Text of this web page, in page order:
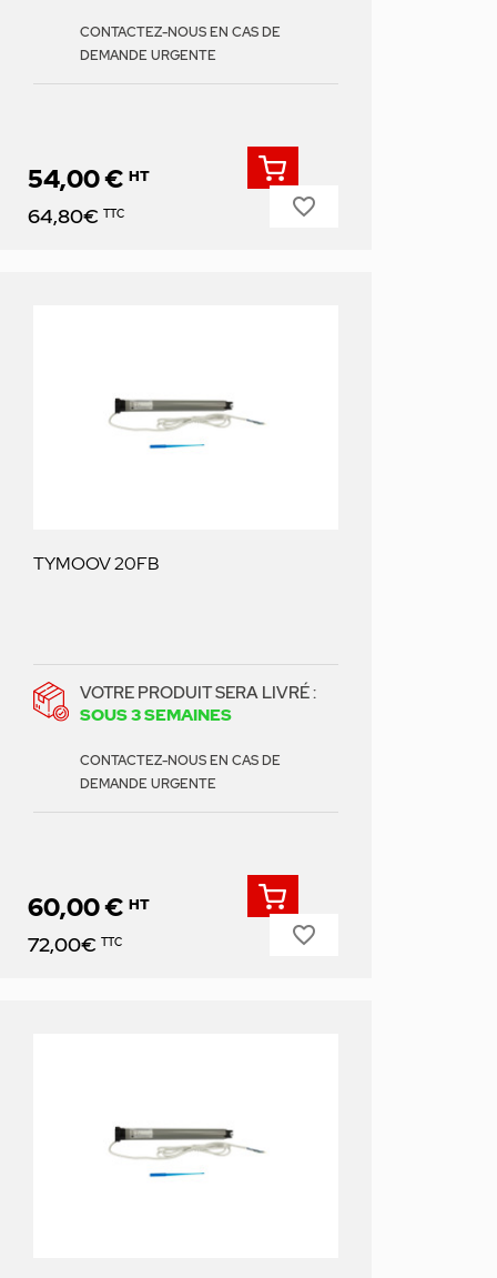
CONTACTEZ-NOUS EN CAS DE
DEMANDE URGENTE
Prix
54,00 € HT
64,80€ TTC favorite_border
TYMOOV 20FB
VOTRE PRODUIT SERA LIVRÉ :
SOUS 3 SEMAINES
CONTACTEZ-NOUS EN CAS DE
DEMANDE URGENTE
Prix
60,00 € HT
72,00€ TTC favorite_border